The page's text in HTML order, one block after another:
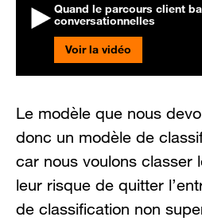
Quand le parcours client
conversationnelles
Voir la vidéo
Le modèle que nous
donc un modèle de
car nous voulons classer
leur risque de quitter
de classification non